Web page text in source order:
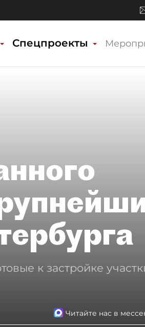
Спецпроекты
к застройке
Читайте нас в